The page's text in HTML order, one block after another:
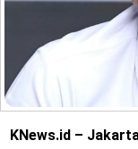
KNews.id –